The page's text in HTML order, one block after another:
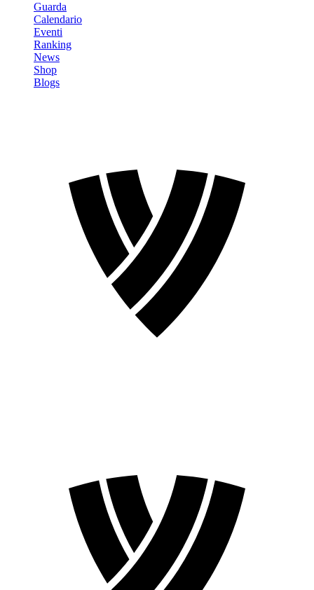
Guarda
Calendario
Eventi
Ranking
News
Shop
Blogs